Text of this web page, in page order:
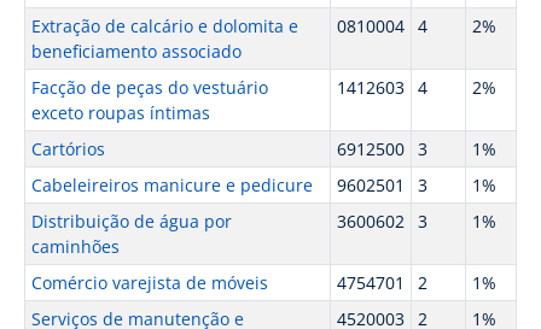
Extração de calcário e dolomita e
beneficiamento associado
0810004 4 2%
Facção de peças do vestuário
exceto roupas íntimas
1412603 4 2%
Cartórios 6912500 3
1%
Cabeleireiros manicure e pedicure
9602501 3
1%
Distribuição de água por
caminhões
3600602 3 1%
Comércio varejista de móveis 4754701 2
1%
Serviços de manutenção e
4520003 2 1%